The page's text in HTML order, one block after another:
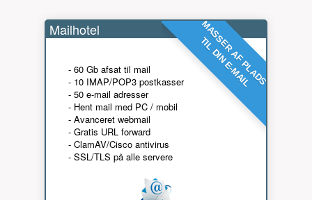
MASSER AF PLADS
TIL DIN E-MAIL
Mailhotel
- 60 Gb afsat til mail
- 10 IMAP/POP3 postkasser
- 50 e-mail adresser
- Hent mail med PC / mobil
- Avanceret webmail
- Gratis URL forward
- ClamAV/Cisco antivirus
- SSL/TLS på alle servere